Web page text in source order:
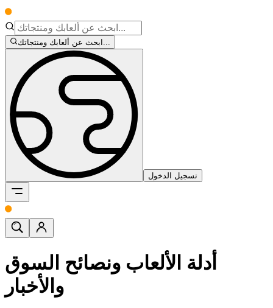
ابحث عن ألعابك ومنتجاتك...
تسجيل الدخول
أدلة الألعاب ونصائح السوق
والأخبار